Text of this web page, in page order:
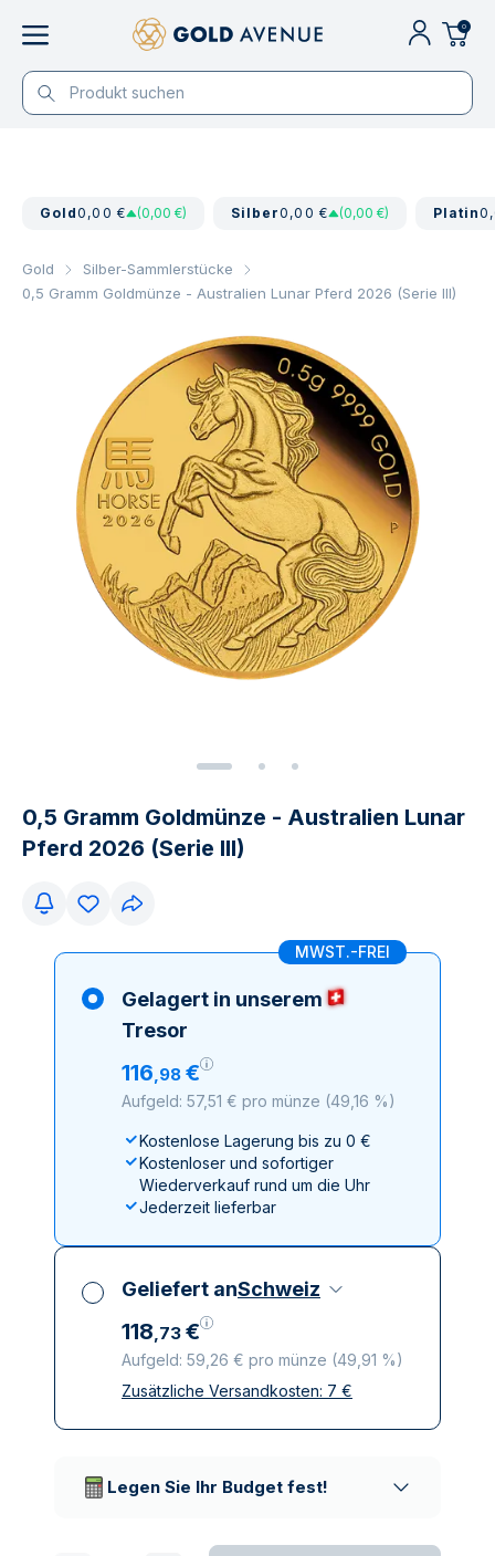
0
Gold0,00 € (0,00 €) Silber0,00 € (0,00 €) Platin
Gold
Silber-Sammlerstücke
0,5 Gramm Goldmünze - Australien Lunar Pferd 2026 (Serie III)
0,5 Gramm Goldmünze - Australien Lunar
Pferd 2026 (Serie III)
MWST.-FREI
Gelagert in unserem
Tresor
116,98 €
Aufgeld: 57,51 € pro münze (49,16 %)
Kostenlose Lagerung bis zu 0 €
Kostenloser und sofortiger
Wiederverkauf rund um die Uhr
Jederzeit lieferbar
Geliefert anSchweiz
118,73 €
Aufgeld: 59,26 € pro münze (49,91 %)
Alle Steuern inbegriffen
Zusätzliche Versandkosten: 7 €
Legen Sie Ihr Budget fest!